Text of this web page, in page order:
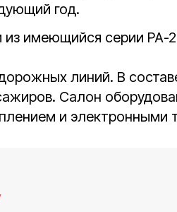
год.
из имеющийся серии РА-
линий. В
Салон
и электронными